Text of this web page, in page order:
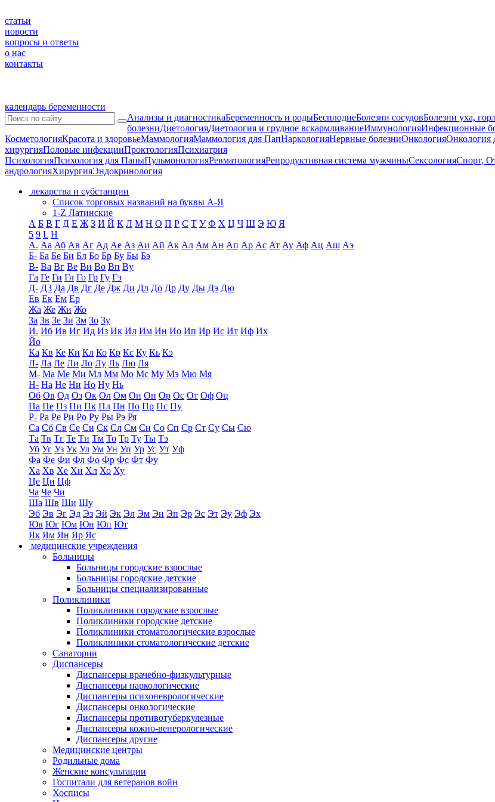
статьи
новости
вопросы и ответы
о нас
контакты
календарь беременности
Анализы и диагностикаБеременность и родыБесплодиеБолезни сосудовБолезни уха,
болезниДиетологияДиетология и грудное вскармливаниеИммунологияИнфекционные
КосметологияКрасота и здоровьеМаммологияМаммология для ПапНаркологияНервные болезниОнкологияОнкология
хирургияПоловые инфекцииПроктологияПсихиатрия
ПсихологияПсихология для ПапыПульмонологияРевматологияРепродуктивная система мужчиныСексологияСпорт,
андрологияХирургияЭндокринология
лекарства и субстанции
Список торговых названий на буквы А-Я
1-Z Латинские
А Б В Г Д Е Ж З И Й К Л М Н О П Р С Т У Ф Х Ц Ч Ш Э Ю Я
5 9 L H
А. Аа Аб Ав Аг Ад Ае Аз Аи Ай Ак Ал Ам Ан Ап Ар Ас Ат Ау Аф Ац Аш Аэ
Б- Ба Бе Би Бл Бо Бр Бу Бы Бэ
В- Ва Вг Ве Ви Во Вп Ву
Га Ге Ги Гл Го Гр Гу Гэ
Д- Д3 Да Дв Дг Де Дж Ди Дл До Др Ду Ды Дэ Дю
Ев Ек Ем Ер
Жа Же Жи Жо
За Зв Зе Зи Зм Зо Зу
И. Иб Ив Иг Ид Из Ик Ил Им Ин Ио Ип Ир Ис Ит Иф Их
Йо
Ка Кв Ке Ки Кл Ко Кр Кс Ку Кь Кэ
Л- Ла Ле Ли Ло Лу Ль Лю Ля
М- Ма Ме Ми Мл Мм Мо Мс Му Мэ Мю Мя
Н- На Не Ни Но Ну Нь
Об Ов Од Оз Ок Ол Ом Он Оп Ор Ос От Оф Оц
Па Пе Пз Пи Пк Пл Пн По Пр Пс Пу
Р- Ра Ре Ри Ро Ру Ры Рэ Ря
Са Сб Св Се Си Ск Сл См Сн Со Сп Ср Ст Су Сы Сю
Та Тв Тг Те Ти Тм То Тр Ту Ты Тэ
Уб Уг Уз Ук Ул Ум Ун Уп Ур Ус Ут Уф
Фа Фе Фи Фл Фо Фр Фс Фт Фу
Ха Хв Хе Хи Хл Хо Ху
Це Ци Цф
Ча Че Чи
Ша Шв Ши Шу
Эб Эв Эг Эд Эз Эй Эк Эл Эм Эн Эп Эр Эс Эт Эу Эф Эх
Юв Юг Юм Юн Юп Ют
Як Ям Ян Яр Яс
медицинские учреждения
Больницы
Больницы городские взрослые
Больницы городские детские
Больницы специализированные
Поликлиники
Поликлиники городские взрослые
Поликлиники городские детские
Поликлиники стоматологические взрослые
Поликлиники стоматологические детские
Санатории
Диспансеры
Диспансеры врачебно-физкультурные
Диспансеры наркологические
Диспансеры психоневрологические
Диспансеры онкологические
Диспансеры противотуберкулезные
Диспансеры кожно-венерологические
Диспансеры другие
Медицинские центры
Родильные дома
Женские консультации
Госпитали для ветеранов войн
Хосписы